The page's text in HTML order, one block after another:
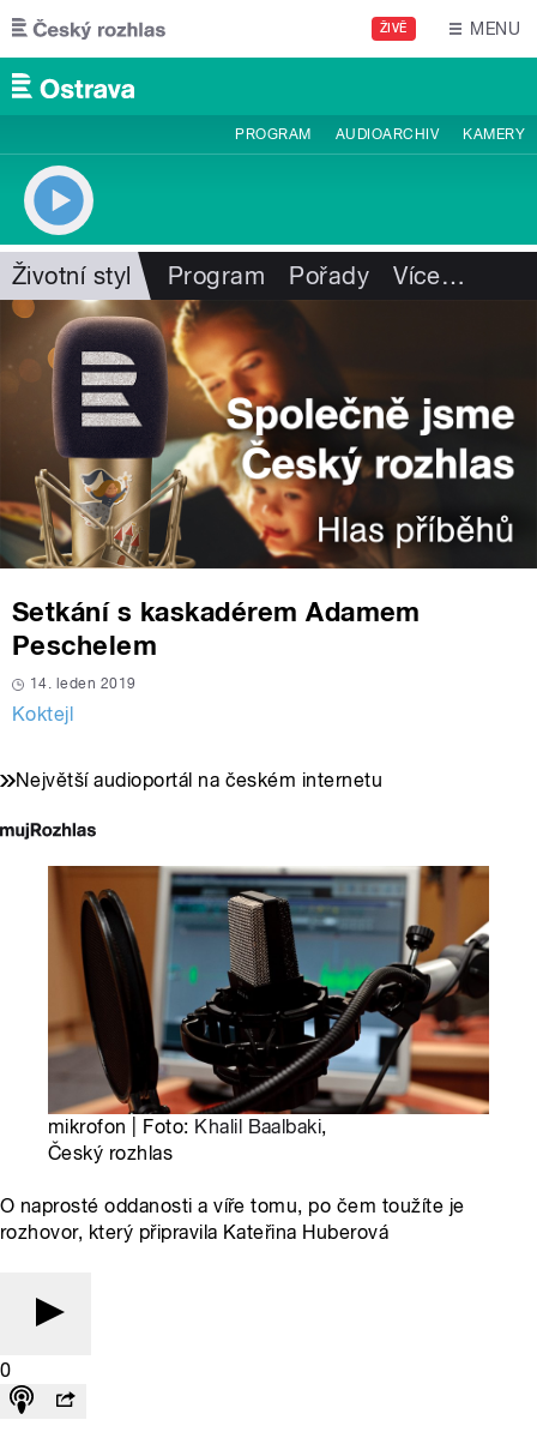
Přejít k hlavnímu obsahu
ŽIVĚ MENU
PROGRAM AUDIOARCHIV KAMERY
Životní styl Program Pořady Více…
Setkání s kaskadérem Adamem
Peschelem
14. leden 2019
Koktejl
Největší audioportál na českém internetu
mikrofon | Foto: Khalil Baalbaki,
Český rozhlas
O naprosté oddanosti a víře tomu, po čem toužíte je
rozhovor, který připravila Kateřina Huberová
0